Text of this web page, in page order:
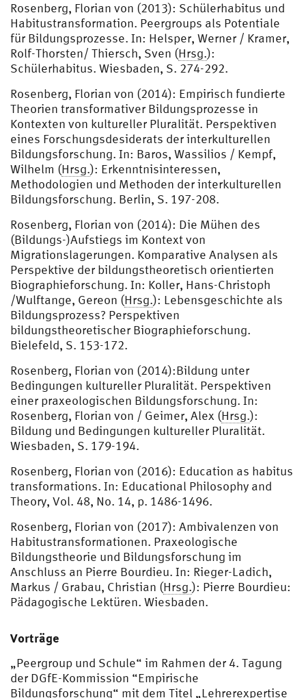
Rosenberg, Florian von (2013): Schülerhabitus und
Habitustransformation. Peergroups als Potentiale
für Bildungsprozesse. In: Helsper, Werner / Kramer,
Rolf-Thorsten/ Thiersch, Sven (Hrsg.):
Schülerhabitus. Wiesbaden, S. 274-292.
Rosenberg, Florian von (2014): Empirisch fundierte
Theorien transformativer Bildungsprozesse in
Kontexten von kultureller Pluralität. Perspektiven
eines Forschungsdesiderats der interkulturellen
Bildungsforschung. In: Baros, Wassilios / Kempf,
Wilhelm (Hrsg.): Erkenntnisinteressen,
Methodologien und Methoden der interkulturellen
Bildungsforschung. Berlin, S. 197-208.
Rosenberg, Florian von (2014): Die Mühen des
(Bildungs-)Aufstiegs im Kontext von
Migrationslagerungen. Komparative Analysen als
Perspektive der bildungstheoretisch orientierten
Biographieforschung. In: Koller, Hans-Christoph
/Wulftange, Gereon (Hrsg.): Lebensgeschichte als
Bildungsprozess? Perspektiven
bildungstheoretischer Biographieforschung.
Bielefeld, S. 153-172.
Rosenberg, Florian von (2014):Bildung unter
Bedingungen kultureller Pluralität. Perspektiven
einer praxeologischen Bildungsforschung. In:
Rosenberg, Florian von / Geimer, Alex (Hrsg.):
Bildung und Bedingungen kultureller Pluralität.
Wiesbaden, S. 179-194.
Rosenberg, Florian von (2016): Education as habitus
transformations. In: Educational Philosophy and
Theory, Vol. 48, No. 14, p. 1486-1496.
Rosenberg, Florian von (2017): Ambivalenzen von
Habitustransformationen. Praxeologische
Bildungstheorie und Bildungsforschung im
Anschluss an Pierre Bourdieu. In: Rieger-Ladich,
Markus / Grabau, Christian (Hrsg.): Pierre Bourdieu:
Pädagogische Lektüren. Wiesbaden.
Vorträge
„Peergroup und Schule“ im Rahmen der 4. Tagung
der DGfE-Kommission “Empirische
Bildungsforschung“ mit dem Titel „Lehrerexpertise